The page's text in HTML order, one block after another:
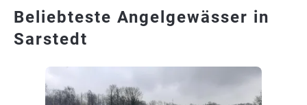
Beliebteste Angelgewässer in
Sarstedt